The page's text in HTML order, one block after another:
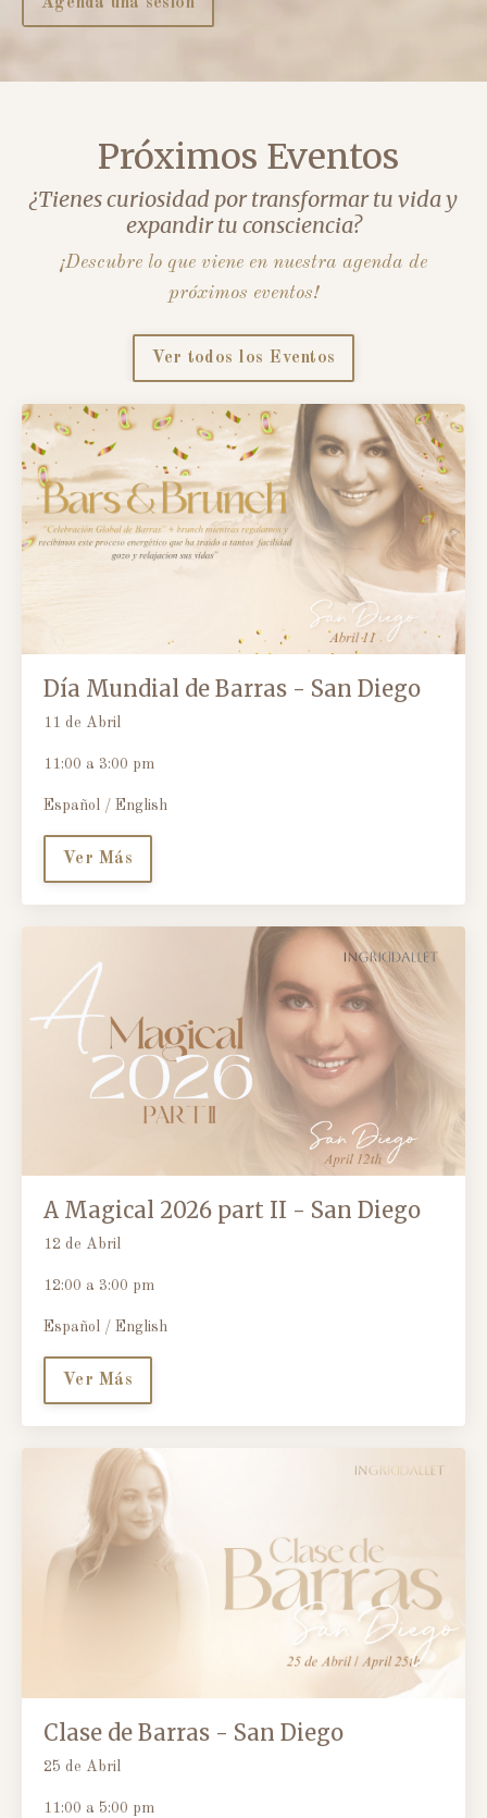
Próximos Eventos
¿Tienes curiosidad por transformar tu vida y
expandir tu consciencia?
¡Descubre lo que viene en nuestra agenda de
próximos eventos!
Ver todos los Eventos
Día Mundial de Barras - San Diego
11 de Abril
11:00 a 3:00 pm
Español / English
Ver Más
A Magical 2026 part II - San Diego
12 de Abril
12:00 a 3:00 pm
Español / English
Ver Más
Clase de Barras - San Diego
25 de Abril
11:00 a 5:00 pm